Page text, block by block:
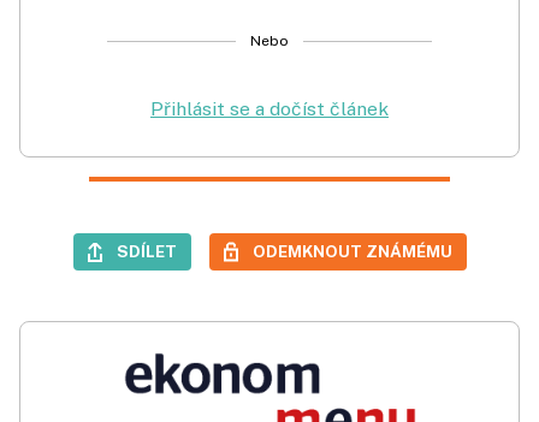
Nebo
Přihlásit se a dočíst článek
SDÍLET ODEMKNOUT ZNÁMÉMU